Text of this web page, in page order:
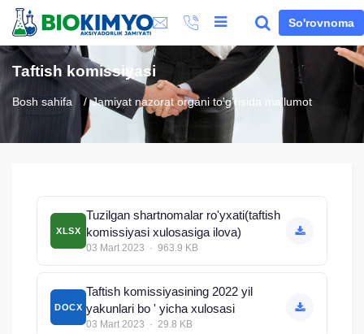
So'rovnoma
Taftish komissiyasi
Bosh sahifa Jamiyat nazorat organi to'g'risida ma'lumot
XLSX
Tuzilgan shartnomalar ro'yxati(taftish
komissiyasi xulosasiga ilova)
03 Mart 2023 · 963.9 KB
DOCX
Taftish komissiyasining 2022 yil
yakunlari bo ' yicha xulosasi
03 Mart 2023 · 29.8 KB